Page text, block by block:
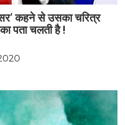
कहने से उसका चरित्र
पता चलती है !